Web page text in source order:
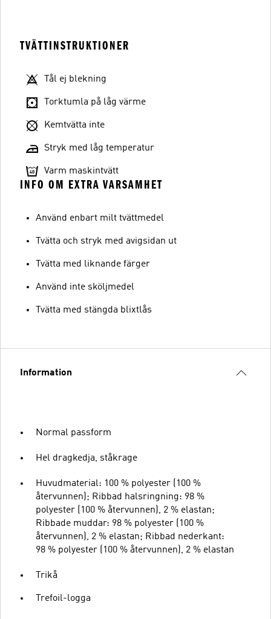
TVÄTTINSTRUKTIONER
Tål ej blekning
Torktumla på låg värme
Kemtvätta inte
Stryk med låg temperatur
Varm maskintvätt
INFO OM EXTRA VARSAMHET
Använd enbart milt tvättmedel
Tvätta och stryk med avigsidan ut
Tvätta med liknande färger
Använd inte sköljmedel
Tvätta med stängda blixtlås
Information
Normal passform
Hel dragkedja, ståkrage
Huvudmaterial: 100 % polyester (100 %
återvunnen); Ribbad halsringning: 98 %
polyester (100 % återvunnen), 2 % elastan;
Ribbade muddar: 98 % polyester (100 %
återvunnen), 2 % elastan; Ribbad nederkant:
98 % polyester (100 % återvunnen), 2 % elastan
Trikå
Trefoil-logga